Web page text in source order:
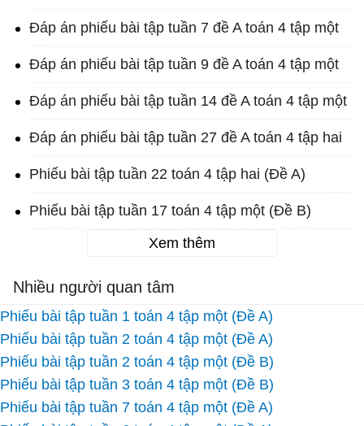
Đáp án phiếu bài tập tuần 7 đề A toán 4 tập một
Đáp án phiếu bài tập tuần 9 đề A toán 4 tập một
Đáp án phiếu bài tập tuần 14 đề A toán 4 tập một
Đáp án phiếu bài tập tuần 27 đề A toán 4 tập hai
Phiếu bài tập tuần 22 toán 4 tập hai (Đề A)
Phiếu bài tập tuần 17 toán 4 tập một (Đề B)
Xem thêm
Nhiều người quan tâm
Phiếu bài tập tuần 1 toán 4 tập một (Đề A)
Phiếu bài tập tuần 2 toán 4 tập một (Đề A)
Phiếu bài tập tuần 2 toán 4 tập một (Đề B)
Phiếu bài tập tuần 3 toán 4 tập một (Đề B)
Phiếu bài tập tuần 7 toán 4 tập một (Đề A)